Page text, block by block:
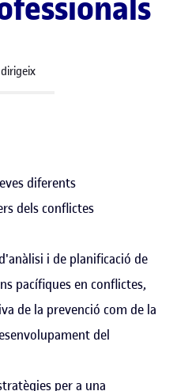
diferents
dels conflictes
i de planificació de
pacífiques en conflictes,
de la prevenció com de la
del
per a una